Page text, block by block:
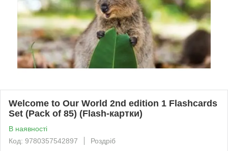
Welcome to Our World 2nd edition 1 Flashcards
Set (Pack of 85) (Flash-картки)
В наявності
Код: 9780357542897
Роздріб